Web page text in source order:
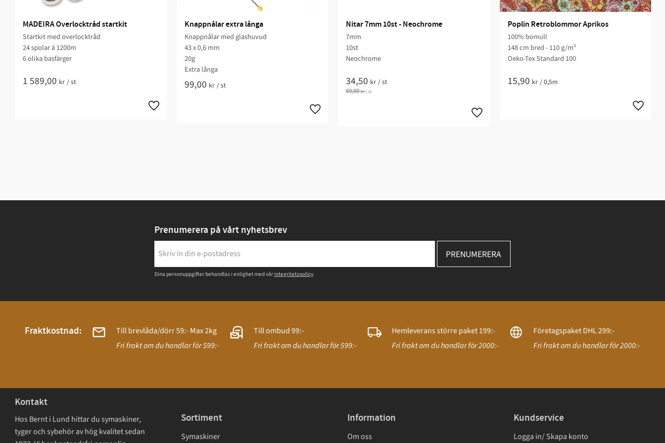
MADEIRA Overlocktråd startkit
Startkit med overlocktråd
24 spolar á 1200m
6 olika basfärger
1 589,00 kr /st
Knappnålar extra långa
Knappnålar med glashuvud
43 x 0,6 mm
20g
Extra långa
99,00 kr /st
Nitar 7mm 10st - Neochrome
7mm
10st
Neochrome
34,50 kr /st
69,00 kr /st
Poplin Retroblommor Aprikos
100% bomull
148 cm bred - 110 g/m²
Oeko-Tex Standard 100
15,90 kr /0,5m
Prenumerera på vårt nyhetsbrev
PRENUMERERA
Dina personuppgifter behandlas i enlighet med vår integritetspolicy.
Fraktkostnad:
Till brevlåda/dörr 59:- Max 2kg
Fri frakt om du handlar för 599:-
Till ombud 99:-
Fri frakt om du handlar för 599:-
Hemleverans större paket 199:-
Fri frakt om du handlar för 2000:-
Företagspaket DHL 299:-
Fri frakt om du handlar för 2000:-
Kontakt
Hos Bernt i Lund hittar du symaskiner,
tyger och sybehör av hög kvalitet sedan
Sortiment
Symaskiner
Information
Om oss
Kundservice
Logga in/ Skapa konto